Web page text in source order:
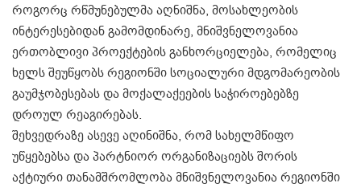
როგორც რწმუნებულმა აღნიშნა, მოსახლეობის
ინტერესებიდან გამომდინარე, მნიშვნელოვანია
ერთობლივი პროექტების განხორციელება, რომელიც
ხელს შეუწყობს რეგიონში სოციალური მდგომარეობის
გაუმჯობესებას და მოქალაქეების საჭიროებებზე
დროულ რეაგირებას.
შეხვედრაზე ასევე აღინიშნა, რომ სახელმწიფო
უწყებებსა და პარტნიორ ორგანიზაციებს შორის
აქტიური თანამშრომლობა მნიშვნელოვანია რეგიონში